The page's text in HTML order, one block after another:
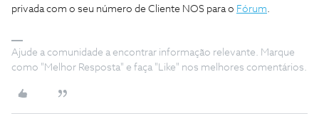
privada com o seu número de Cliente NOS para o Fórum
Ajude a comunidade a encontrar informação relevante. Marque
como "Melhor Resposta" e faça "Like" nos melhores comentários.